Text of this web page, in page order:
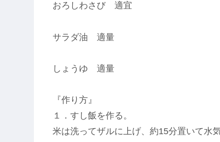
おろしわさび 適宜
サラダ油 適量
しょうゆ 適量
『作り方』
１．すし飯を作る。
米は洗ってザルに上げ、約15分置いて水気